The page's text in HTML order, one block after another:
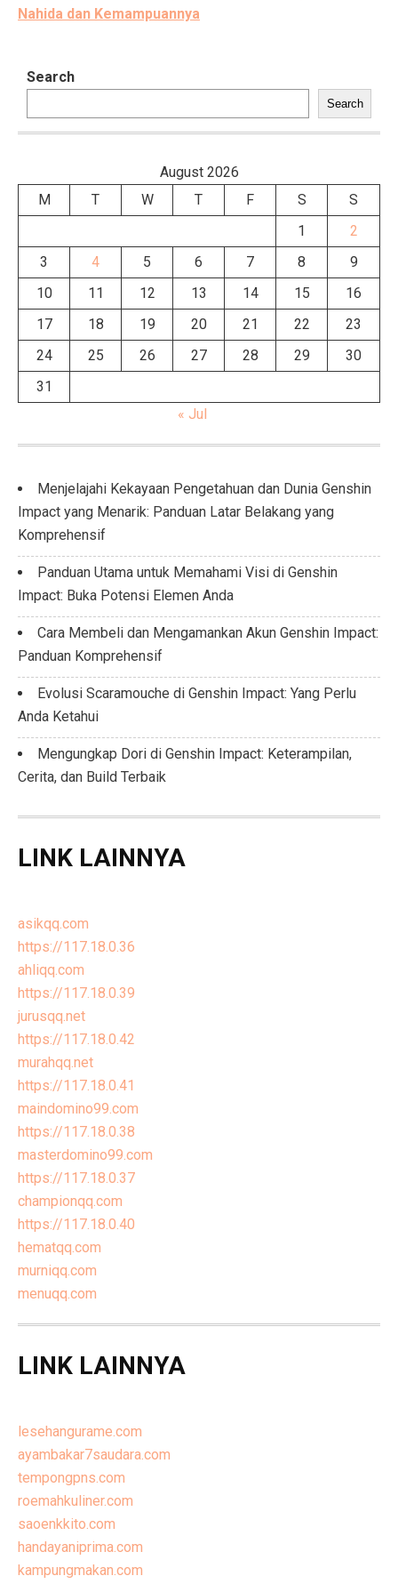
Nahida dan Kemampuannya
Search
Search
August 2026
M
T W T F S
S
1
2
3
4 5 6 7 8
9
10
11 12 13 14 15
16
17
18 19 20 21 22
23
24
25 26 27 28 29
30
31
« Jul
Menjelajahi Kekayaan Pengetahuan dan Dunia Genshin
Impact yang Menarik: Panduan Latar Belakang yang
Komprehensif
Panduan Utama untuk Memahami Visi di Genshin
Impact: Buka Potensi Elemen Anda
Cara Membeli dan Mengamankan Akun Genshin Impact:
Panduan Komprehensif
Evolusi Scaramouche di Genshin Impact: Yang Perlu
Anda Ketahui
Mengungkap Dori di Genshin Impact: Keterampilan,
Cerita, dan Build Terbaik
LINK LAINNYA
asikqq.com
https://117.18.0.36
ahliqq.com
https://117.18.0.39
jurusqq.net
https://117.18.0.42
murahqq.net
https://117.18.0.41
maindomino99.com
https://117.18.0.38
masterdomino99.com
https://117.18.0.37
championqq.com
https://117.18.0.40
hematqq.com
murniqq.com
menuqq.com
LINK LAINNYA
lesehangurame.com
ayambakar7saudara.com
tempongpns.com
roemahkuliner.com
saoenkkito.com
handayaniprima.com
kampungmakan.com